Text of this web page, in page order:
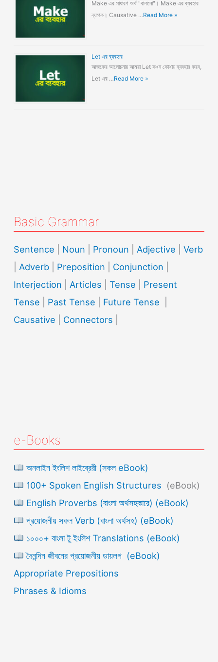
Make এর সাধারণ অর্থ "বানানো"। Make এর ব্যবহার
ব্যাপক। Causative …Read More »
Let এর ব্যবহার
আজকের আলোচনায় আমরা Let কখন কোথায় ব্যবহার করব,
Let এর …Read More »
Basic Grammar
Sentence Noun Pronoun Adjective |Verb
Adverb Preposition Conjunction
Interjection
Articles |Tense
Present
Tense
Past Tense Future Tense
Causative
Connectors
e-Books
অনলাইন ইংলিশ লাইব্রেরী (সকল eBook)
100+ Spoken English Structures (eBook)
English Proverbs (বাংলা অর্থসহকারে) (eBook)
প্রয়োজনীয় সকল Verb (বাংলা অর্থসহ) (eBook)
১০০০+ বাংলা টু ইংলিশ Translations (eBook)
দৈনন্দিন জীবনের প্রয়োজনীয় ডায়লগ (eBook)
Appropriate Prepositions
Phrases & Idioms